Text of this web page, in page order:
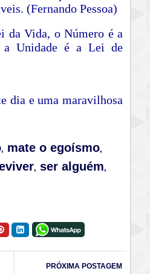
(Fernando Pessoa)
da Vida, o Número é a
Unidade é a Lei de
dia e uma maravilhosa
, mate o egoísmo,
, ser alguém,
PRÓXIMA POSTAGEM